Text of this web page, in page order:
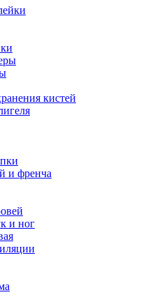
кистей
и френча
и ног